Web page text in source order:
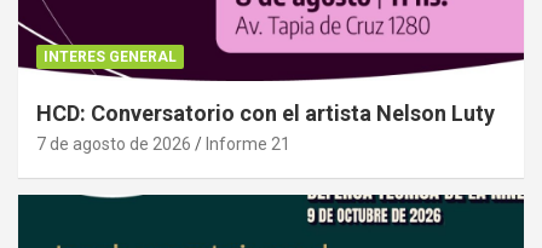
INTERES GENERAL
HCD: Conversatorio con el artista Nelson Luty
7 de agosto de 2026 Informe 21